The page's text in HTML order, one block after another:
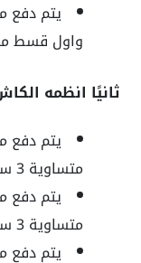
واول قسط من
ثانيًا انظمه
متساوية 3 سنوات.
متساوية 3 سنوات.